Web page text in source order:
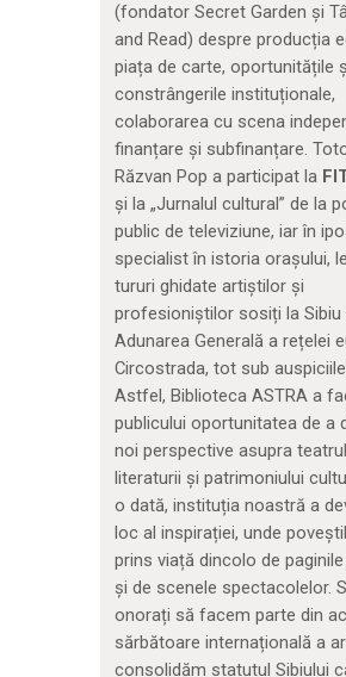
(fondator Secret Garden și
and Read) despre producția
piața de carte, oportunitățile
constrângerile instituționale,
colaborarea cu scena
finanțare și subfinanțare.
Răzvan Pop a participat la
și la „Jurnalul cultural” de la
public de televiziune, iar în
specialist în istoria orașului,
tururi ghidate artiștilor și
profesioniștilor sosiți la Sibiu
Adunarea Generală a rețelei
Circostrada, tot sub auspiciile
Astfel, Biblioteca ASTRA a
publicului oportunitatea de a
noi perspective asupra
literaturii și patrimoniului
o dată, instituția noastră a
loc al inspirației, unde
prins viață dincolo de
și de scenele spectacolelor.
onorați să facem parte din
sărbătoare internațională a
consolidăm statutul Sibiului